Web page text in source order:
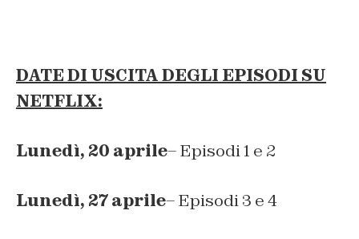
DATE DI USCITA DEGLI EPISODI SU
NETFLIX:
Lunedì, 20 aprile– Episodi 1 e 2
Lunedì, 27 aprile– Episodi 3 e 4